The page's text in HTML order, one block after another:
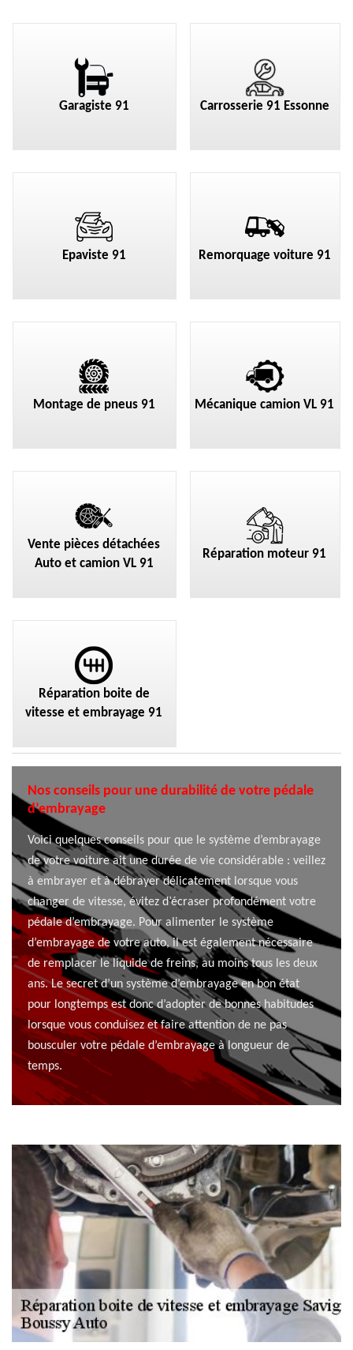
Garagiste 91 Carrosserie 91 Essonne
Epaviste 91 Remorquage voiture 91
Montage de pneus 91 Mécanique camion VL 91
Vente pièces détachées
Auto et camion VL 91
Réparation moteur 91
Réparation boite de
vitesse et embrayage 91
Nos conseils pour une durabilité de votre pédale
d’embrayage
Voici quelques conseils pour que le système d’embrayage
de votre voiture ait une durée de vie considérable : veillez
à embrayer et à débrayer délicatement lorsque vous
changer de vitesse, évitez d’écraser profondément votre
pédale d’embrayage. Pour alimenter le système
d’embrayage de votre auto, il est également nécessaire
de remplacer le liquide de freins, au moins tous les deux
ans. Le secret d’un système d’embrayage en bon état
pour longtemps est donc d’adopter de bonnes habitudes
lorsque vous conduisez et faire attention de ne pas
bousculer votre pédale d’embrayage à longueur de
temps.